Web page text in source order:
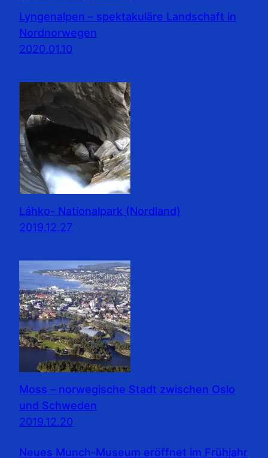
Lyngenalpen – spektakuläre Landschaft in
Nordnorwegen
2020.01.10
Láhko- Nationalpark (Nordland)
2019.12.27
Moss – norwegische Stadt zwischen Oslo
und Schweden
2019.12.20
Neues Munch-Museum eröffnet im Frühjahr